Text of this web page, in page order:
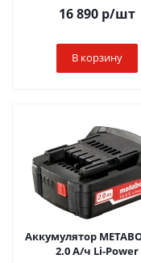
16 890 р/шт
В корзину
Аккумулятор
2.0 А/ч Li-Power